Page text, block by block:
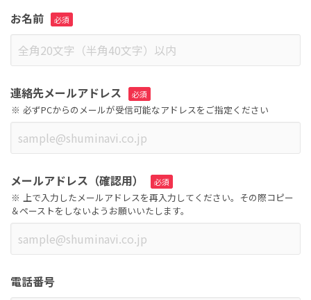
お名前
連絡先メールアドレス
必ずPCからのメールが受信可能なアドレスをご指定ください
メールアドレス（確認用）
上で入力したメールアドレスを再入力してください。その際コピー
＆ペーストをしないようお願いいたします。
電話番号